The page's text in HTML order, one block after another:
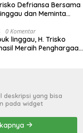
Defriansa Bersama
dan Meminta
0 Komentar
linggau, H. Trisko
Meraih Penghargaan
deskripsi yang bisa
pada widget